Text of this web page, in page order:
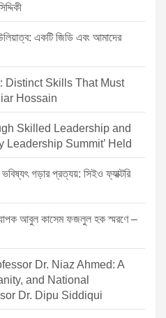
একটি জিডি এবং আমাদের
Distinct Skills That Must
Hossain
Skilled Leadership and
Leadership Summit’ Held
গড়ার প্রত্যয়: সিইও ফ্যাক্টরি
আবুল কাসেম ফজলুল হক স্মরণে –
Dr. Niaz Ahmed: A
and National
Dr. Dipu Siddiqui